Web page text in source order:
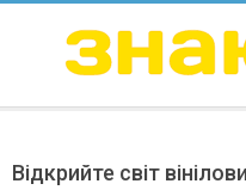
ЗНАЮ
Menu
Відкрийте світ